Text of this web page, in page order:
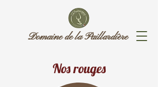
Domaine de la Paillardière
Nos rouges